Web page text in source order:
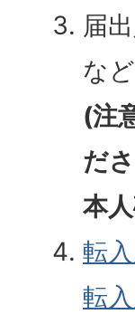
届
など
(注
だ
本
転
転